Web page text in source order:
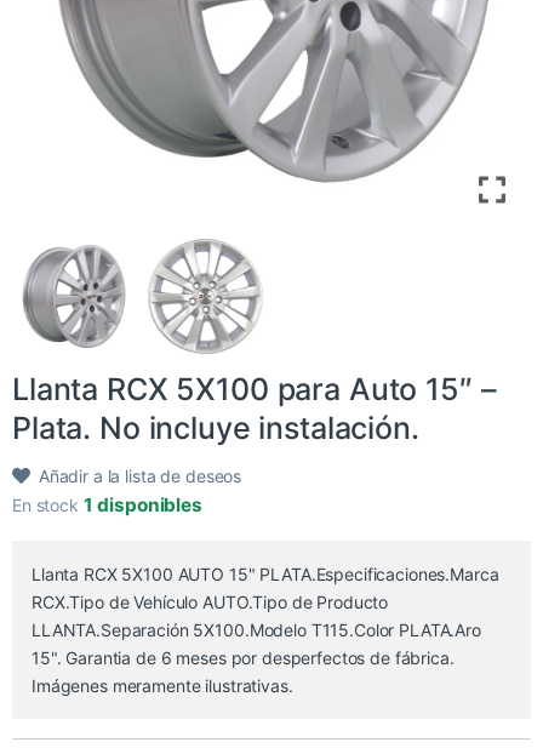
Llanta RCX 5X100 para Auto 15″ –
Plata. No incluye instalación.
Añadir a la lista de deseos
En stock 1 disponibles
Llanta RCX 5X100 AUTO 15" PLATA.Especificaciones.Marca
RCX.Tipo de Vehículo AUTO.Tipo de Producto
LLANTA.Separación 5X100.Modelo T115.Color PLATA.Aro
15". Garantia de 6 meses por desperfectos de fábrica.
Imágenes meramente ilustrativas.